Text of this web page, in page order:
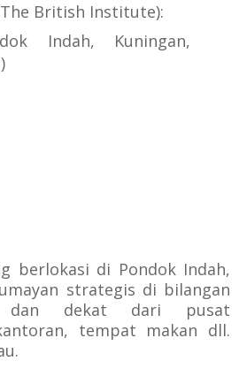
British Institute):
Indah, Kuningan,
berlokasi di Pondok Indah,
strategis di bilangan
dan dekat dari pusat
tempat makan dll.